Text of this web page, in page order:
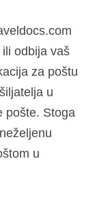
odbija vaš
za poštu
u
pošte. Stoga
u